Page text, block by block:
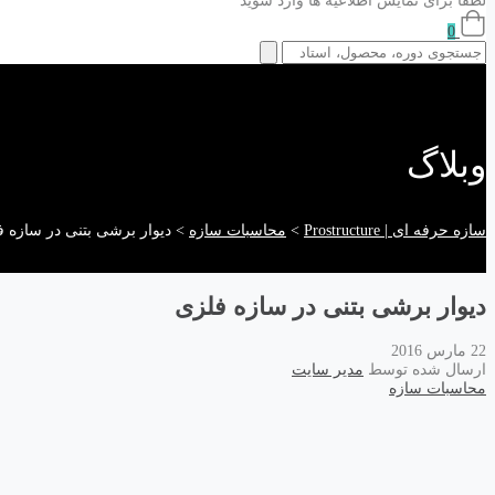
0
وبلاگ
سازه حرفه ای | Prostructure > محاسبات سازه > دیوار برشی بتنی در سازه
دیوار برشی بتنی در سازه فلزی
22 مارس 2016
ارسال شده توسط مدیر سایت
محاسبات سازه